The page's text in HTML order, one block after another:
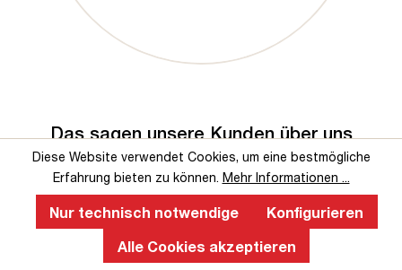
Das sagen unsere Kunden über uns
Service-Hotline
Diese Website verwendet Cookies, um eine bestmögliche
Erfahrung bieten zu können. Mehr Informationen ...
Nur technisch notwendige
Konfigurieren
Alle Cookies akzeptieren